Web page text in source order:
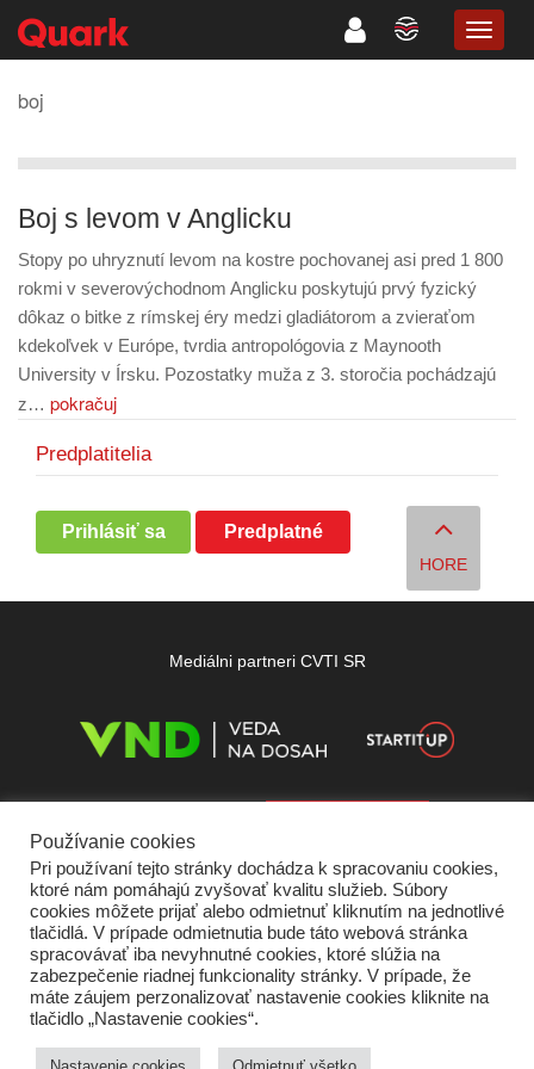
boj
Boj s levom v Anglicku
Stopy po uhryznutí levom na kostre pochovanej asi pred 1 800
rokmi v severovýchodnom Anglicku poskytujú prvý fyzický
dôkaz o bitke z rímskej éry medzi gladiátorom a zvieraťom
kdekoľvek v Európe, tvrdia antropológovia z Maynooth
University v Írsku. Pozostatky muža z 3. storočia pochádzajú
z… pokračuj
Predplatitelia
Prihlásiť sa Predplatné
HORE
Mediálni partneri CVTI SR
Domov O nás Kontakt Vydavateľ
Podmienky používania
Ochrana súkromia Štatút súťaží
Používanie cookies
Pri používaní tejto stránky dochádza k spracovaniu cookies,
ktoré nám pomáhajú zvyšovať kvalitu služieb. Súbory
cookies môžete prijať alebo odmietnuť kliknutím na jednotlivé
tlačidlá. V prípade odmietnutia bude táto webová stránka
spracovávať iba nevyhnutné cookies, ktoré slúžia na
zabezpečenie riadnej funkcionality stránky. V prípade, že
máte záujem perzonalizovať nastavenie cookies kliknite na
tlačidlo „Nastavenie cookies“.